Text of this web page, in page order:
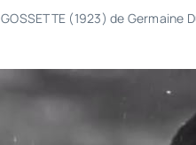
GOSSETTE (1923) de Germaine